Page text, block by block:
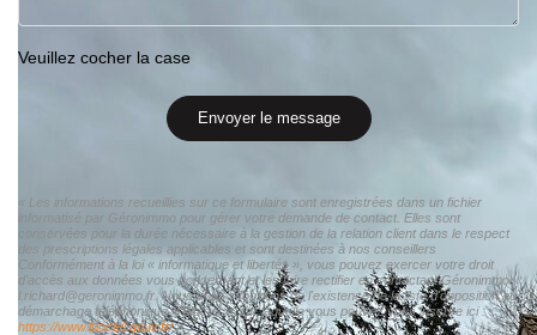
Veuillez cocher la case
Envoyer le message
« Les informations recueillies sur ce formulaire sont enregistrées dans un fichier
informatisé par Géronimmo pour gérer votre demande de contact. Elles sont
conservées pour la durée nécessaire à la gestion de la relation client dans le respect
des prescriptions légales applicables et sont destinées à nos conseillers
Conformément à la loi « informatique et libertés », vous pouvez exercer votre droit
d'accès aux données vous concernant et les faire rectifier en contactant Géronimmo
l.richard@geronimmo.fr. Nous vous informons de l'existence de la liste d'opposition au
démarchage téléphonique « Bloctel », sur laquelle vous pouvez vous inscrire ici :
https://www.bloctel.gouv.fr/»